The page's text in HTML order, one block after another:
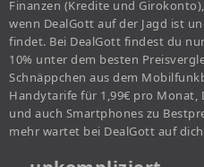
Finanzen (Kredite und
wenn DealGott auf der Jagd ist
findet. Bei DealGott findest du
10% unter dem besten
Schnäppchen aus dem
Handytarife für 1,99€ pro
und auch Smartphones zu
mehr wartet bei DealGott auf